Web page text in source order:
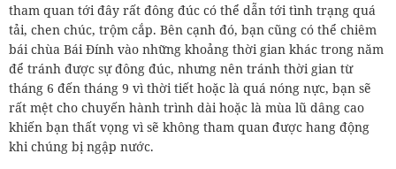
tham quan tới đây rất đông đúc có thể dẫn tới tình trạng quá
tải, chen chúc, trộm cắp. Bên cạnh đó, bạn cũng có thể chiêm
bái chùa Bái Đính vào những khoảng thời gian khác trong năm
để tránh được sự đông đúc, nhưng nên tránh thời gian từ
tháng 6 đến tháng 9 vì thời tiết hoặc là quá nóng nực, bạn sẽ
rất mệt cho chuyến hành trình dài hoặc là mùa lũ dâng cao
khiến bạn thất vọng vì sẽ không tham quan được hang động
khi chúng bị ngập nước.